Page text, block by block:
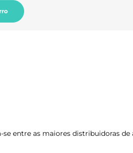
entre as maiores distribuidoras